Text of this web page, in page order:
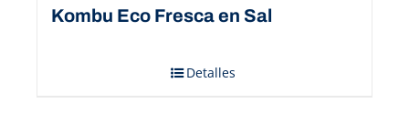
Kombu Eco Fresca en Sal
Detalles